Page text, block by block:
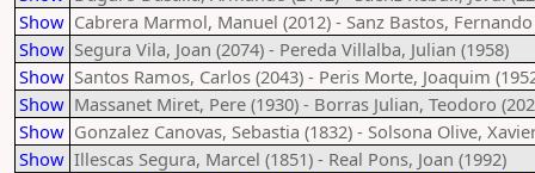
Show Cabrera Marmol, Manuel (2012) - Sanz Bastos, Fernando
Show Segura Vila, Joan (2074) - Pereda Villalba, Julian (1958)
Show Santos Ramos, Carlos (2043) - Peris Morte, Joaquim
Show Massanet Miret, Pere (1930) - Borras Julian, Teodoro
Show Gonzalez Canovas, Sebastia (1832) - Solsona Olive,
Show Illescas Segura, Marcel (1851) - Real Pons, Joan (1992)